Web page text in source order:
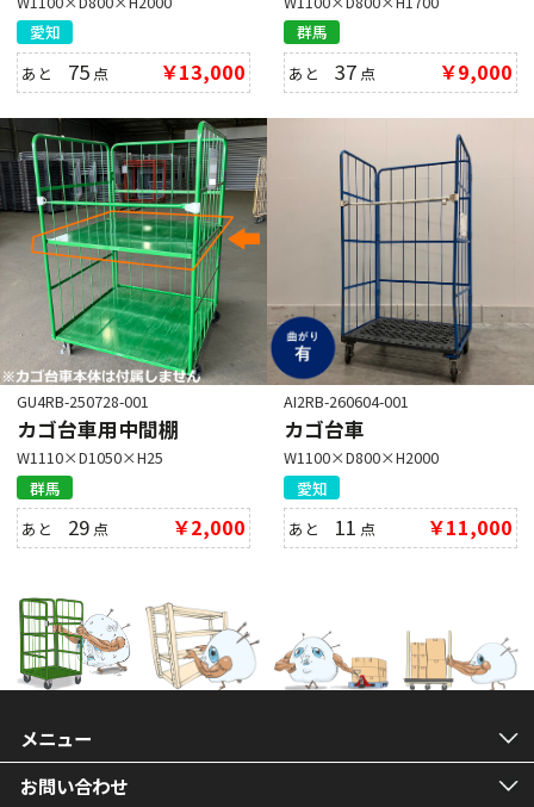
愛知
あと 75 点 ￥13,000
群馬
あと37 点 ￥9,000
GU4RB-250728-001
カゴ台車用中間棚
W1110×D1050×H25
群馬
あと 29 点 ￥2,000
AI2RB-260604-001
カゴ台車
W1100×D800×H2000
愛知
あと 11 点 ￥11,000
メニュー
お問い合わせ